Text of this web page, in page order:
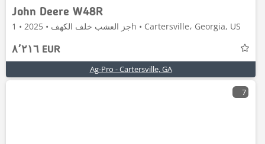
John Deere W48R
جز العشب خلف الكهف • 2025 • 1h • Cartersville، Georgia, US
٨٬٢١٦ EUR
Ag-Pro - Cartersville, GA
7